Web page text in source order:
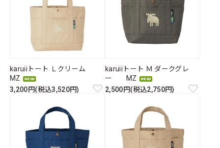
karuiiトート Ｌクリーム
MZ
3,200円(税込3,520円)
karuiiトート Ｍ ダークグレ
ー MZ
2,500円(税込2,750円)